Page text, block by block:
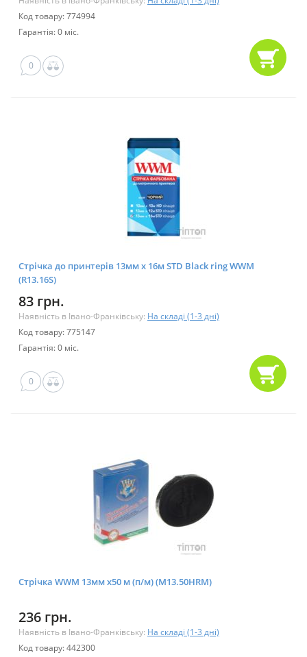
Код товару: 774994
Гарантія: 0 міс.
0
Стрічка до принтерів 13мм х 16м STD Black ring WWM
(R13.16S)
83 грн.
Наявність в Івано-Франківську: На складі (1-3 дні)
Код товару: 775147
Гарантія: 0 міс.
0
Стрічка WWM 13мм х50 м (п/м) (M13.50HRM)
236 грн.
Наявність в Івано-Франківську: На складі (1-3 дні)
Код товару: 442300